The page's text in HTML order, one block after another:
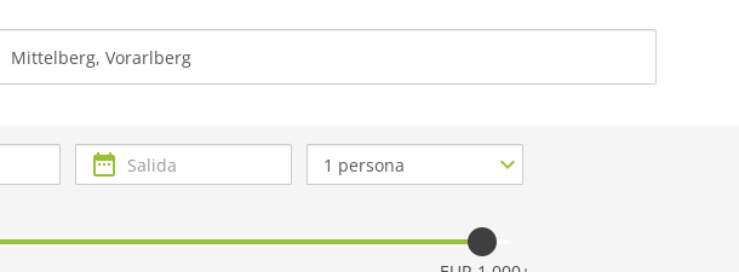
Salida
de